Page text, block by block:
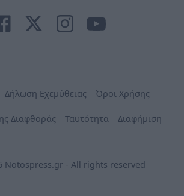
Δήλωση Εχεμύθειας Όροι Χρήσης
Διαφθοράς Ταυτότητα Διαφήμιση
Notospress.gr - All rights reserved